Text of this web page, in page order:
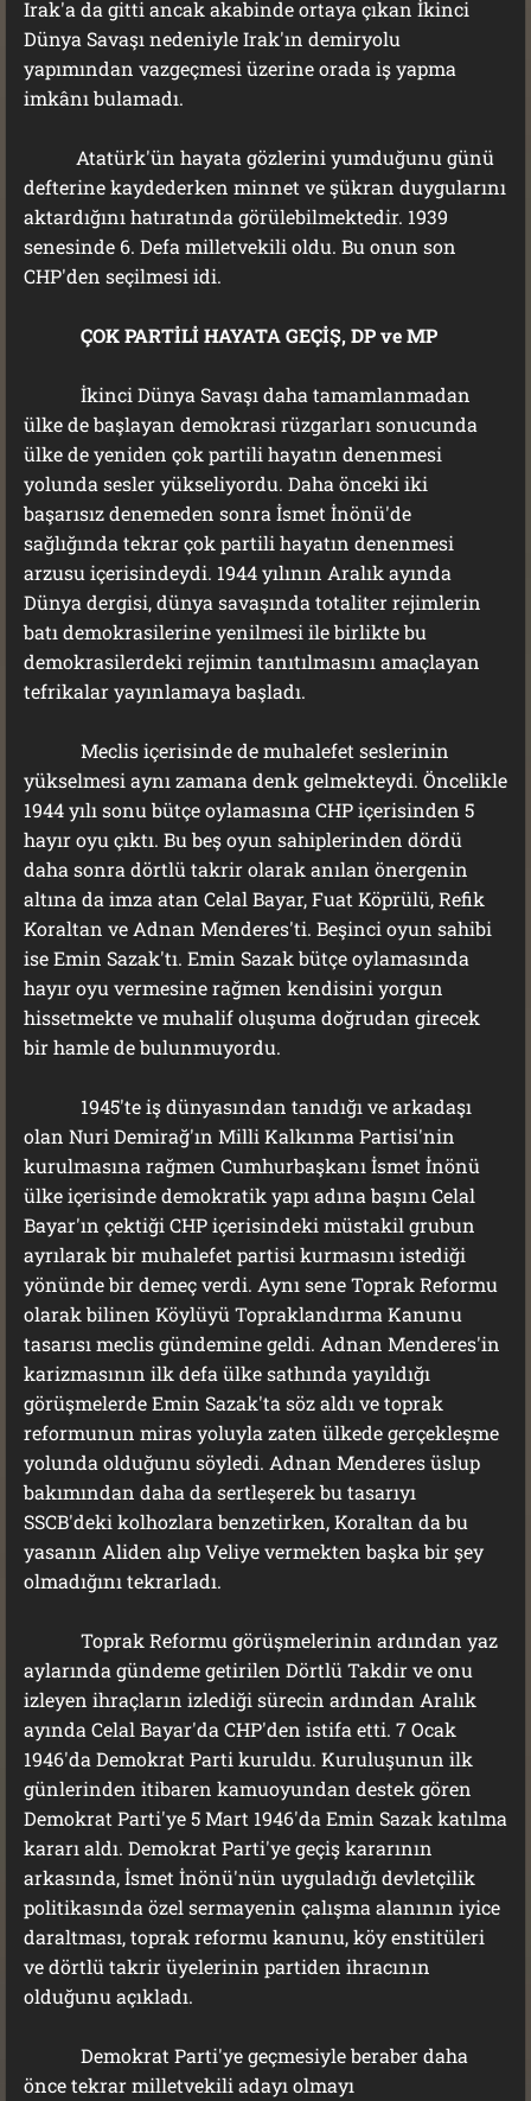
Irak'a da gitti ancak akabinde ortaya çıkan İkinci
Dünya Savaşı nedeniyle Irak'ın demiryolu
yapımından vazgeçmesi üzerine orada iş yapma
imkânı bulamadı.
Atatürk'ün hayata gözlerini yumduğunu günü
defterine kaydederken minnet ve şükran duygularını
aktardığını hatıratında görülebilmektedir. 1939
senesinde 6. Defa milletvekili oldu. Bu onun son
CHP'den seçilmesi idi.
ÇOK PARTİLİ HAYATA GEÇİŞ, DP ve MP
İkinci Dünya Savaşı daha tamamlanmadan
ülke de başlayan demokrasi rüzgarları sonucunda
ülke de yeniden çok partili hayatın denenmesi
yolunda sesler yükseliyordu. Daha önceki iki
başarısız denemeden sonra İsmet İnönü'de
sağlığında tekrar çok partili hayatın denenmesi
arzusu içerisindeydi. 1944 yılının Aralık ayında
Dünya dergisi, dünya savaşında totaliter rejimlerin
batı demokrasilerine yenilmesi ile birlikte bu
demokrasilerdeki rejimin tanıtılmasını amaçlayan
tefrikalar yayınlamaya başladı.
Meclis içerisinde de muhalefet seslerinin
yükselmesi aynı zamana denk gelmekteydi. Öncelikle
1944 yılı sonu bütçe oylamasına CHP içerisinden 5
hayır oyu çıktı. Bu beş oyun sahiplerinden dördü
daha sonra dörtlü takrir olarak anılan önergenin
altına da imza atan Celal Bayar, Fuat Köprülü, Refik
Koraltan ve Adnan Menderes'ti. Beşinci oyun sahibi
ise Emin Sazak'tı. Emin Sazak bütçe oylamasında
hayır oyu vermesine rağmen kendisini yorgun
hissetmekte ve muhalif oluşuma doğrudan girecek
bir hamle de bulunmuyordu.
1945'te iş dünyasından tanıdığı ve arkadaşı
olan Nuri Demirağ'ın Milli Kalkınma Partisi'nin
kurulmasına rağmen Cumhurbaşkanı İsmet İnönü
ülke içerisinde demokratik yapı adına başını Celal
Bayar'ın çektiği CHP içerisindeki müstakil grubun
ayrılarak bir muhalefet partisi kurmasını istediği
yönünde bir demeç verdi. Aynı sene Toprak Reformu
olarak bilinen Köylüyü Topraklandırma Kanunu
tasarısı meclis gündemine geldi. Adnan Menderes'in
karizmasının ilk defa ülke sathında yayıldığı
görüşmelerde Emin Sazak'ta söz aldı ve toprak
reformunun miras yoluyla zaten ülkede gerçekleşme
yolunda olduğunu söyledi. Adnan Menderes üslup
bakımından daha da sertleşerek bu tasarıyı
SSCB'deki kolhozlara benzetirken, Koraltan da bu
yasanın Aliden alıp Veliye vermekten başka bir şey
olmadığını tekrarladı.
Toprak Reformu görüşmelerinin ardından yaz
aylarında gündeme getirilen Dörtlü Takdir ve onu
izleyen ihraçların izlediği sürecin ardından Aralık
ayında Celal Bayar'da CHP'den istifa etti. 7 Ocak
1946'da Demokrat Parti kuruldu. Kuruluşunun ilk
günlerinden itibaren kamuoyundan destek gören
Demokrat Parti'ye 5 Mart 1946'da Emin Sazak katılma
kararı aldı. Demokrat Parti'ye geçiş kararının
arkasında, İsmet İnönü'nün uyguladığı devletçilik
politikasında özel sermayenin çalışma alanının iyice
daraltması, toprak reformu kanunu, köy enstitüleri
ve dörtlü takrir üyelerinin partiden ihracının
olduğunu açıkladı.
Demokrat Parti'ye geçmesiyle beraber daha
önce tekrar milletvekili adayı olmayı